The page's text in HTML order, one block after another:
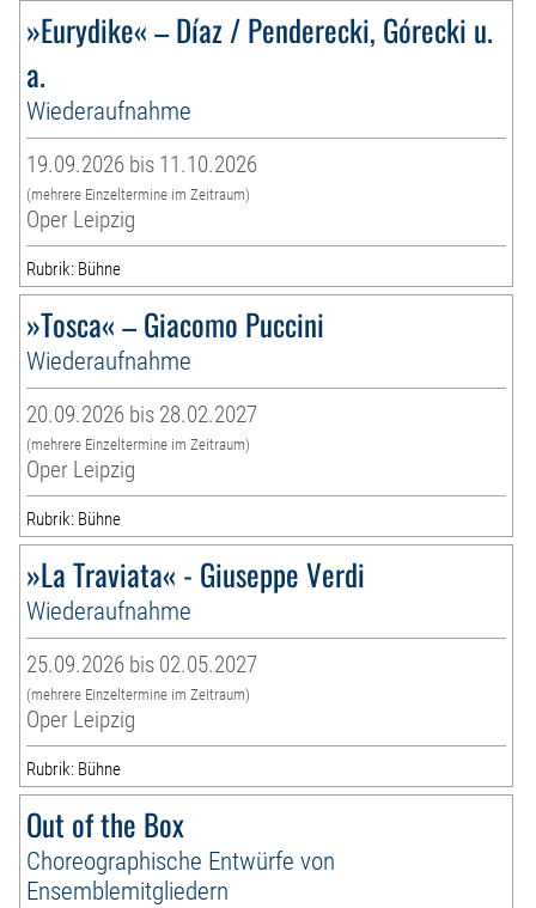
»Eurydike« – Díaz / Penderecki, Górecki u.
a.
Wiederaufnahme
19.09.2026 bis 11.10.2026
(mehrere Einzeltermine im Zeitraum)
Oper Leipzig
Rubrik: Bühne
»Tosca« – Giacomo Puccini
Wiederaufnahme
20.09.2026 bis 28.02.2027
(mehrere Einzeltermine im Zeitraum)
Oper Leipzig
Rubrik: Bühne
»La Traviata« - Giuseppe Verdi
Wiederaufnahme
25.09.2026 bis 02.05.2027
(mehrere Einzeltermine im Zeitraum)
Oper Leipzig
Rubrik: Bühne
Out of the Box
Choreographische Entwürfe von
Ensemblemitgliedern